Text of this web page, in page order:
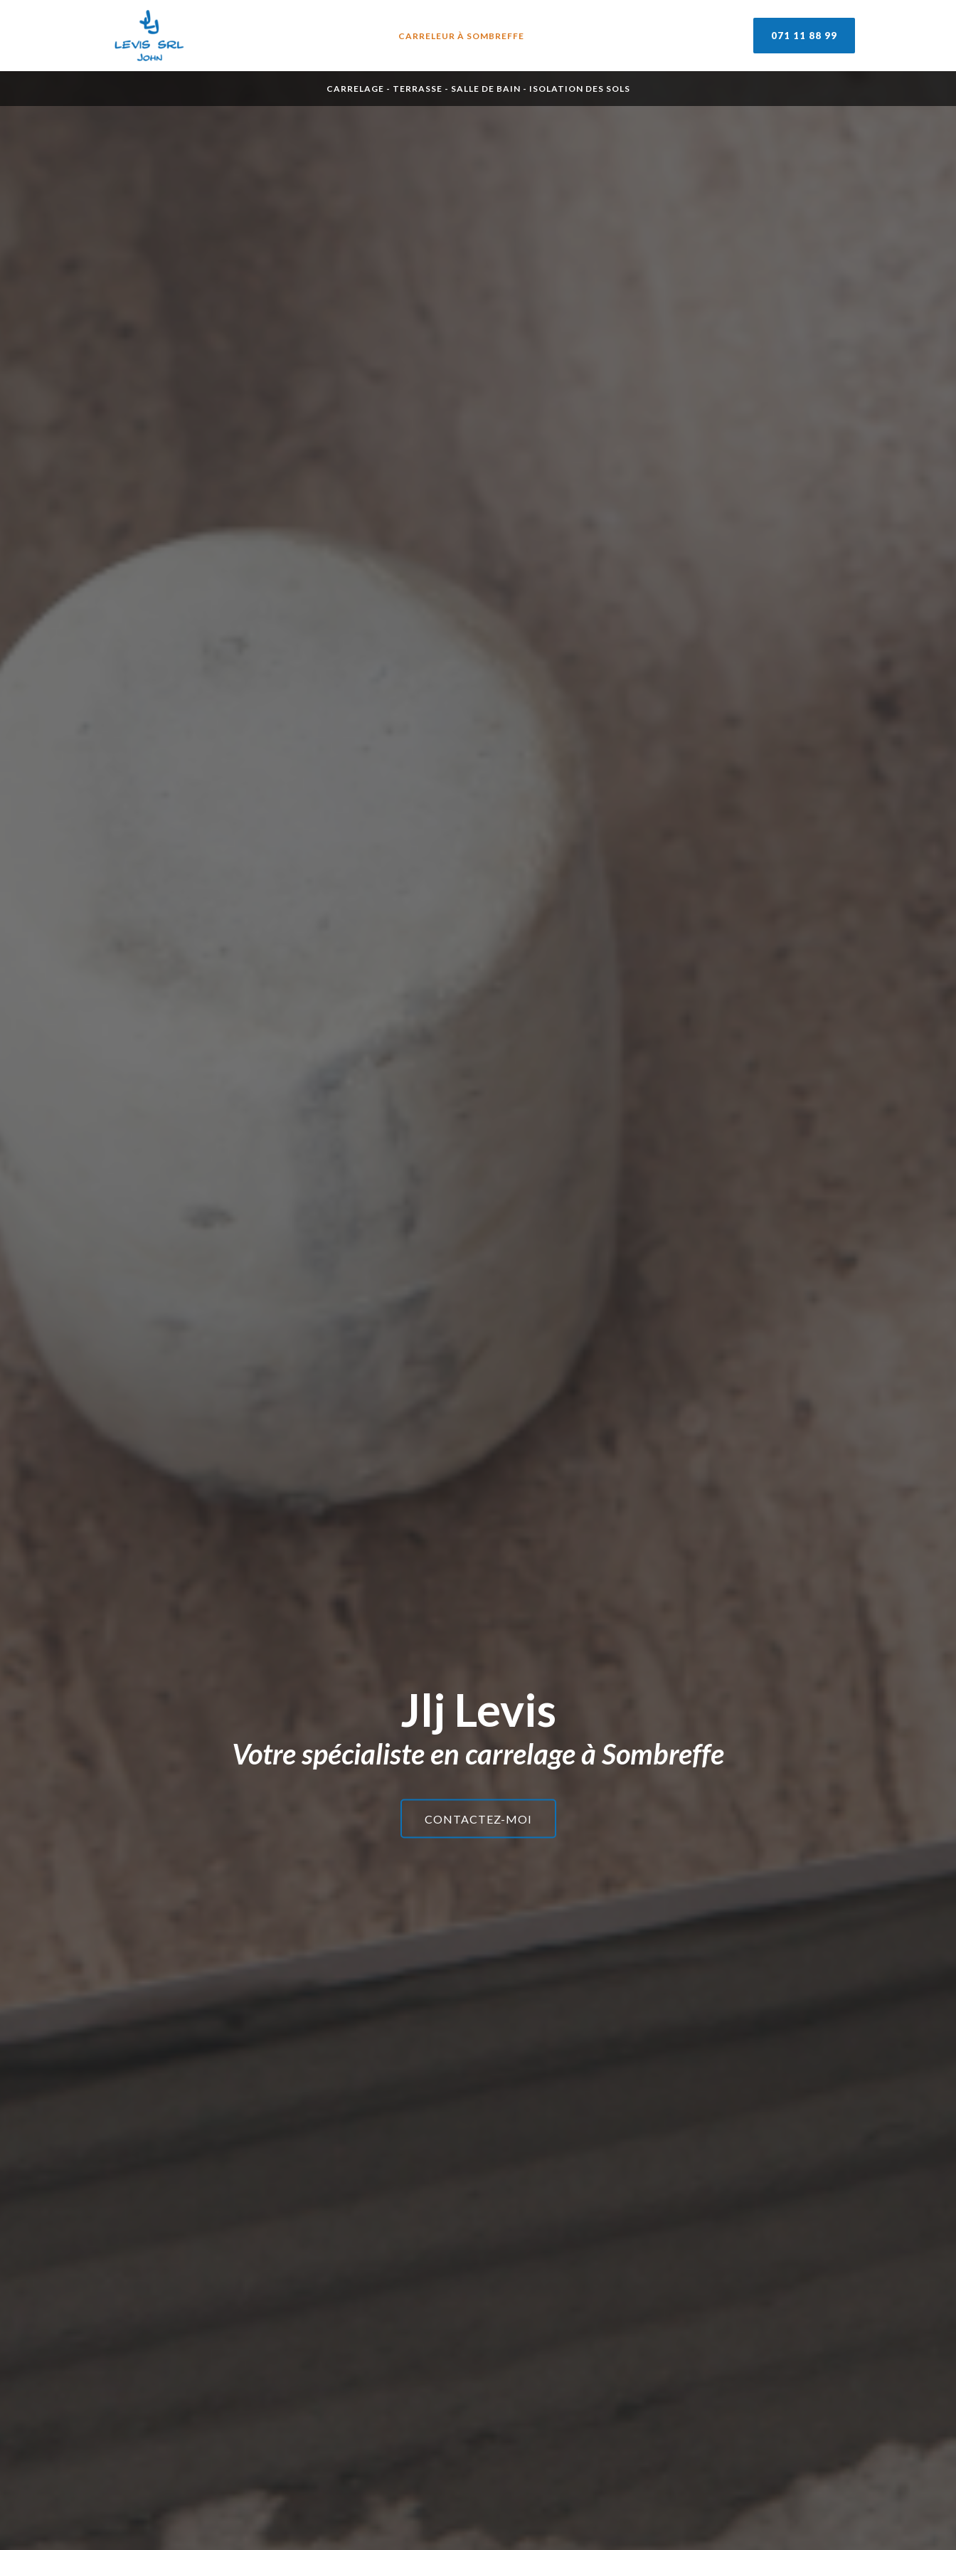
CARRELEUR À SOMBREFFE 071 11 88 99
CARRELAGE - TERRASSE - SALLE DE BAIN - ISOLATION DES SOLS
Jlj Levis
Votre spécialiste en carrelageà Sombreffe
CONTACTEZ-MOI